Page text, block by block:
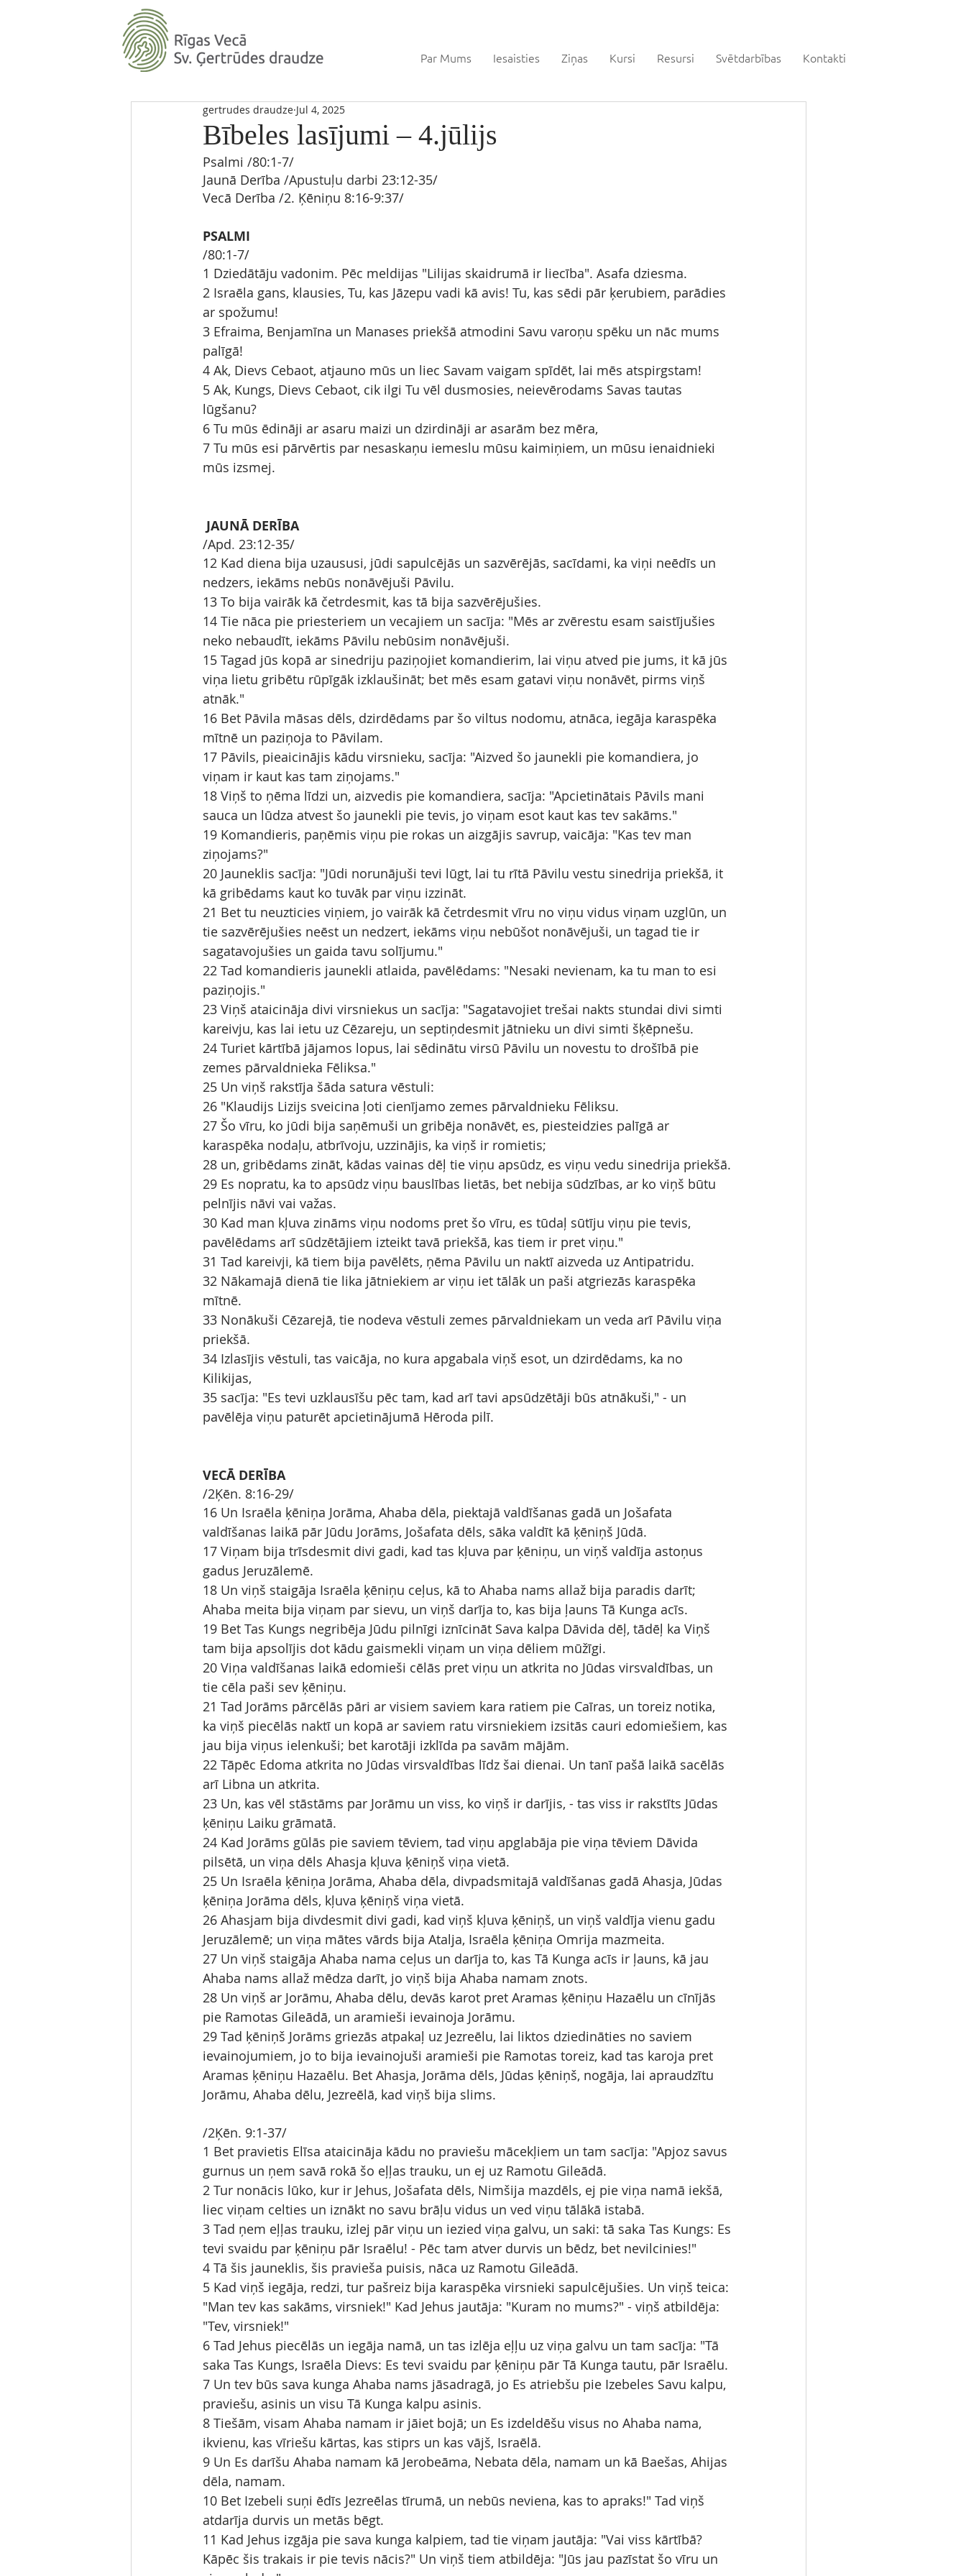
Par Mums Iesaisties Ziņas Kursi Resursi Svētdarbības Kontakti
Bībeles lasījumi – 4.jūlijs
gertrudes draudze Jul 4, 2025
Psalmi /80:1-7/
Jaunā Derība /Apustuļu darbi 23:12-35/
Vecā Derība /2. Ķēniņu 8:16-9:37/
PSALMI
/80:1-7/
1 Dziedātāju vadonim. Pēc meldijas "Lilijas skaidrumā ir liecība". Asafa dziesma.
2 Israēla gans, klausies, Tu, kas Jāzepu vadi kā avis! Tu, kas sēdi pār ķerubiem, parādies
ar spožumu!
3 Efraima, Benjamīna un Manases priekšā atmodini Savu varoņu spēku un nāc mums
palīgā!
4 Ak, Dievs Cebaot, atjauno mūs un liec Savam vaigam spīdēt, lai mēs atspirgstam!
5 Ak, Kungs, Dievs Cebaot, cik ilgi Tu vēl dusmosies, neievērodams Savas tautas
lūgšanu?
6 Tu mūs ēdināji ar asaru maizi un dzirdināji ar asarām bez mēra,
7 Tu mūs esi pārvērtis par nesaskaņu iemeslu mūsu kaimiņiem, un mūsu ienaidnieki
mūs izsmej.
JAUNĀ DERĪBA
/Apd. 23:12-35/
12 Kad diena bija uzaususi, jūdi sapulcējās un sazvērējās, sacīdami, ka viņi neēdīs un
nedzers, iekāms nebūs nonāvējuši Pāvilu.
13 To bija vairāk kā četrdesmit, kas tā bija sazvērējušies.
14 Tie nāca pie priesteriem un vecajiem un sacīja: "Mēs ar zvērestu esam saistījušies
neko nebaudīt, iekāms Pāvilu nebūsim nonāvējuši.
15 Tagad jūs kopā ar sinedriju paziņojiet komandierim, lai viņu atved pie jums, it kā jūs
viņa lietu gribētu rūpīgāk izklaušināt; bet mēs esam gatavi viņu nonāvēt, pirms viņš
atnāk."
16 Bet Pāvila māsas dēls, dzirdēdams par šo viltus nodomu, atnāca, iegāja karaspēka
mītnē un paziņoja to Pāvilam.
17 Pāvils, pieaicinājis kādu virsnieku, sacīja: "Aizved šo jaunekli pie komandiera, jo
viņam ir kaut kas tam ziņojams."
18 Viņš to ņēma līdzi un, aizvedis pie komandiera, sacīja: "Apcietinātais Pāvils mani
sauca un lūdza atvest šo jaunekli pie tevis, jo viņam esot kaut kas tev sakāms."
19 Komandieris, paņēmis viņu pie rokas un aizgājis savrup, vaicāja: "Kas tev man
ziņojams?"
20 Jauneklis sacīja: "Jūdi norunājuši tevi lūgt, lai tu rītā Pāvilu vestu sinedrija priekšā, it
kā gribēdams kaut ko tuvāk par viņu izzināt.
21 Bet tu neuzticies viņiem, jo vairāk kā četrdesmit vīru no viņu vidus viņam uzglūn, un
tie sazvērējušies neēst un nedzert, iekāms viņu nebūšot nonāvējuši, un tagad tie ir
sagatavojušies un gaida tavu solījumu."
22 Tad komandieris jaunekli atlaida, pavēlēdams: "Nesaki nevienam, ka tu man to esi
paziņojis."
23 Viņš ataicināja divi virsniekus un sacīja: "Sagatavojiet trešai nakts stundai divi simti
kareivju, kas lai ietu uz Cēzareju, un septiņdesmit jātnieku un divi simti šķēpnešu.
24 Turiet kārtībā jājamos lopus, lai sēdinātu virsū Pāvilu un novestu to drošībā pie
zemes pārvaldnieka Fēliksa."
25 Un viņš rakstīja šāda satura vēstuli:
26 "Klaudijs Lizijs sveicina ļoti cienījamo zemes pārvaldnieku Fēliksu.
27 Šo vīru, ko jūdi bija saņēmuši un gribēja nonāvēt, es, piesteidzies palīgā ar
karaspēka nodaļu, atbrīvoju, uzzinājis, ka viņš ir romietis;
28 un, gribēdams zināt, kādas vainas dēļ tie viņu apsūdz, es viņu vedu sinedrija priekšā.
29 Es nopratu, ka to apsūdz viņu bauslības lietās, bet nebija sūdzības, ar ko viņš būtu
pelnījis nāvi vai važas.
30 Kad man kļuva zināms viņu nodoms pret šo vīru, es tūdaļ sūtīju viņu pie tevis,
pavēlēdams arī sūdzētājiem izteikt tavā priekšā, kas tiem ir pret viņu."
31 Tad kareivji, kā tiem bija pavēlēts, ņēma Pāvilu un naktī aizveda uz Antipatridu.
32 Nākamajā dienā tie lika jātniekiem ar viņu iet tālāk un paši atgriezās karaspēka
mītnē.
33 Nonākuši Cēzarejā, tie nodeva vēstuli zemes pārvaldniekam un veda arī Pāvilu viņa
priekšā.
34 Izlasījis vēstuli, tas vaicāja, no kura apgabala viņš esot, un dzirdēdams, ka no
Kilikijas,
35 sacīja: "Es tevi uzklausīšu pēc tam, kad arī tavi apsūdzētāji būs atnākuši," - un
pavēlēja viņu paturēt apcietinājumā Hēroda pilī.
VECĀ DERĪBA
/2Ķēn. 8:16-29/
16 Un Israēla ķēniņa Jorāma, Ahaba dēla, piektajā valdīšanas gadā un Jošafata
valdīšanas laikā pār Jūdu Jorāms, Jošafata dēls, sāka valdīt kā ķēniņš Jūdā.
17 Viņam bija trīsdesmit divi gadi, kad tas kļuva par ķēniņu, un viņš valdīja astoņus
gadus Jeruzālemē.
18 Un viņš staigāja Israēla ķēniņu ceļus, kā to Ahaba nams allaž bija paradis darīt;
Ahaba meita bija viņam par sievu, un viņš darīja to, kas bija ļauns Tā Kunga acīs.
19 Bet Tas Kungs negribēja Jūdu pilnīgi iznīcināt Sava kalpa Dāvida dēļ, tādēļ ka Viņš
tam bija apsolījis dot kādu gaismekli viņam un viņa dēliem mūžīgi.
20 Viņa valdīšanas laikā edomieši cēlās pret viņu un atkrita no Jūdas virsvaldības, un
tie cēla paši sev ķēniņu.
21 Tad Jorāms pārcēlās pāri ar visiem saviem kara ratiem pie Caīras, un toreiz notika,
ka viņš piecēlās naktī un kopā ar saviem ratu virsniekiem izsitās cauri edomiešiem, kas
jau bija viņus ielenkuši; bet karotāji izklīda pa savām mājām.
22 Tāpēc Edoma atkrita no Jūdas virsvaldības līdz šai dienai. Un tanī pašā laikā sacēlās
arī Libna un atkrita.
23 Un, kas vēl stāstāms par Jorāmu un viss, ko viņš ir darījis, - tas viss ir rakstīts Jūdas
ķēniņu Laiku grāmatā.
24 Kad Jorāms gūlās pie saviem tēviem, tad viņu apglabāja pie viņa tēviem Dāvida
pilsētā, un viņa dēls Ahasja kļuva ķēniņš viņa vietā.
25 Un Israēla ķēniņa Jorāma, Ahaba dēla, divpadsmitajā valdīšanas gadā Ahasja, Jūdas
ķēniņa Jorāma dēls, kļuva ķēniņš viņa vietā.
26 Ahasjam bija divdesmit divi gadi, kad viņš kļuva ķēniņš, un viņš valdīja vienu gadu
Jeruzālemē; un viņa mātes vārds bija Atalja, Israēla ķēniņa Omrija mazmeita.
27 Un viņš staigāja Ahaba nama ceļus un darīja to, kas Tā Kunga acīs ir ļauns, kā jau
Ahaba nams allaž mēdza darīt, jo viņš bija Ahaba namam znots.
28 Un viņš ar Jorāmu, Ahaba dēlu, devās karot pret Aramas ķēniņu Hazaēlu un cīnījās
pie Ramotas Gileādā, un aramieši ievainoja Jorāmu.
29 Tad ķēniņš Jorāms griezās atpakaļ uz Jezreēlu, lai liktos dziedināties no saviem
ievainojumiem, jo to bija ievainojuši aramieši pie Ramotas toreiz, kad tas karoja pret
Aramas ķēniņu Hazaēlu. Bet Ahasja, Jorāma dēls, Jūdas ķēniņš, nogāja, lai apraudzītu
Jorāmu, Ahaba dēlu, Jezreēlā, kad viņš bija slims.
/2Ķēn. 9:1-37/
1 Bet pravietis Elīsa ataicināja kādu no praviešu mācekļiem un tam sacīja: "Apjoz savus
gurnus un ņem savā rokā šo eļļas trauku, un ej uz Ramotu Gileādā.
2 Tur nonācis lūko, kur ir Jehus, Jošafata dēls, Nimšija mazdēls, ej pie viņa namā iekšā,
liec viņam celties un iznākt no savu brāļu vidus un ved viņu tālākā istabā.
3 Tad ņem eļļas trauku, izlej pār viņu un iezied viņa galvu, un saki: tā saka Tas Kungs: Es
tevi svaidu par ķēniņu pār Israēlu! - Pēc tam atver durvis un bēdz, bet nevilcinies!"
4 Tā šis jauneklis, šis pravieša puisis, nāca uz Ramotu Gileādā.
5 Kad viņš iegāja, redzi, tur pašreiz bija karaspēka virsnieki sapulcējušies. Un viņš teica:
"Man tev kas sakāms, virsniek!" Kad Jehus jautāja: "Kuram no mums?" - viņš atbildēja:
"Tev, virsniek!"
6 Tad Jehus piecēlās un iegāja namā, un tas izlēja eļļu uz viņa galvu un tam sacīja: "Tā
saka Tas Kungs, Israēla Dievs: Es tevi svaidu par ķēniņu pār Tā Kunga tautu, pār Israēlu.
7 Un tev būs sava kunga Ahaba nams jāsadragā, jo Es atriebšu pie Izebeles Savu kalpu,
praviešu, asinis un visu Tā Kunga kalpu asinis.
8 Tiešām, visam Ahaba namam ir jāiet bojā; un Es izdeldēšu visus no Ahaba nama,
ikvienu, kas vīriešu kārtas, kas stiprs un kas vājš, Israēlā.
9 Un Es darīšu Ahaba namam kā Jerobeāma, Nebata dēla, namam un kā Baešas, Ahijas
dēla, namam.
10 Bet Izebeli suņi ēdīs Jezreēlas tīrumā, un nebūs neviena, kas to apraks!" Tad viņš
atdarīja durvis un metās bēgt.
11 Kad Jehus izgāja pie sava kunga kalpiem, tad tie viņam jautāja: "Vai viss kārtībā?
Kāpēc šis trakais ir pie tevis nācis?" Un viņš tiem atbildēja: "Jūs jau pazīstat šo vīru un